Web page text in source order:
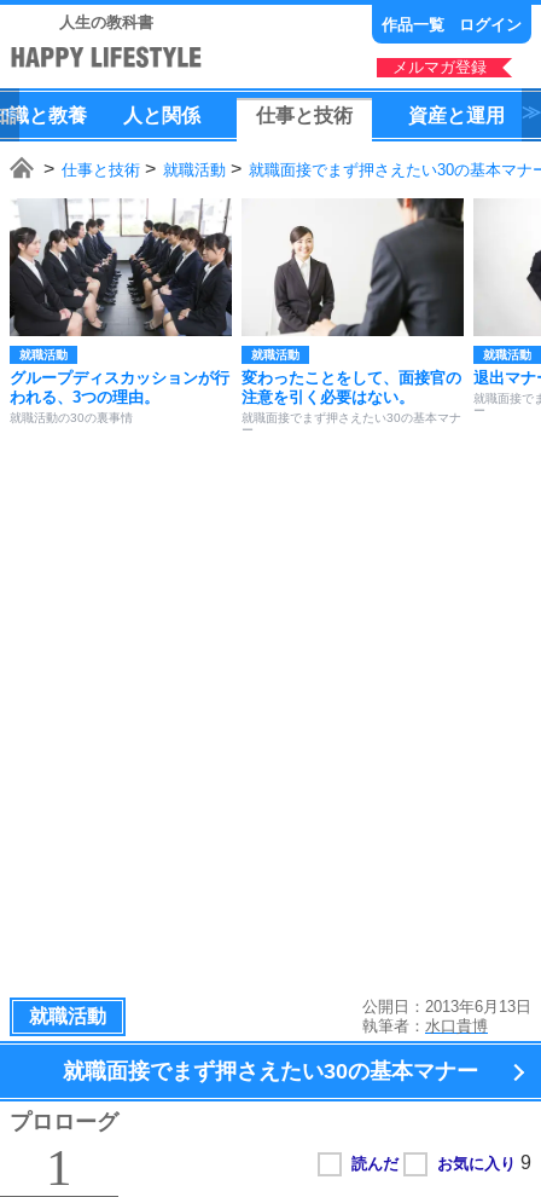
人生の教科書 作品一覧 ログイン
メルマガ登録
識と教養 人 と 関係 仕事と技術 資産と運用
仕事と技術 就職活動 就職面接でまず押さえたい30の基本マナ
就職活動
グループディスカッションが行
われる、3つの理由。
就職活動の30の裏事情
就職活動
変わったことをして、面接官の
注意を引く必要はない。
就職面接でまず押さえたい30の基本マナ
ー
就職活動
退出マナ
就職面接で
ー
就職活動
公開日：2013年6月13日
執筆者： 水口貴博
就職面接でまず押さえたい30の基本マナー
プロローグ
1